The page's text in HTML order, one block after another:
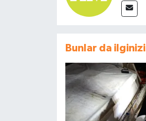
Bunlar da